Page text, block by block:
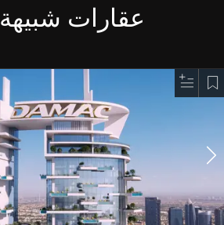
عقارات شبيهة